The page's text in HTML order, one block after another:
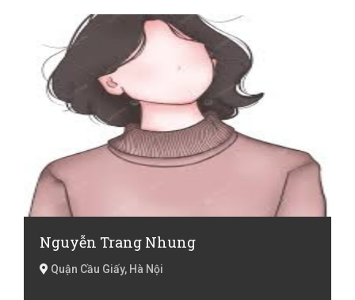
Nguyễn Trang Nhung
Quận Cầu Giấy, Hà Nội